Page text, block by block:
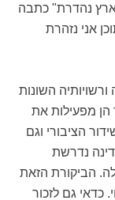
נהדרת" כתבה
אני נזהרת
השונות
הן מפעילות את
הציבורי וגם
נדרשת
הביקורת הזאת
כדאי גם לזכור